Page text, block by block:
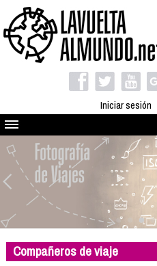
Iniciar sesión
Quienes somos
El proyecto
Blog
Viaja con nosotros
Camino solidario
Libros
Compañeros de viaje